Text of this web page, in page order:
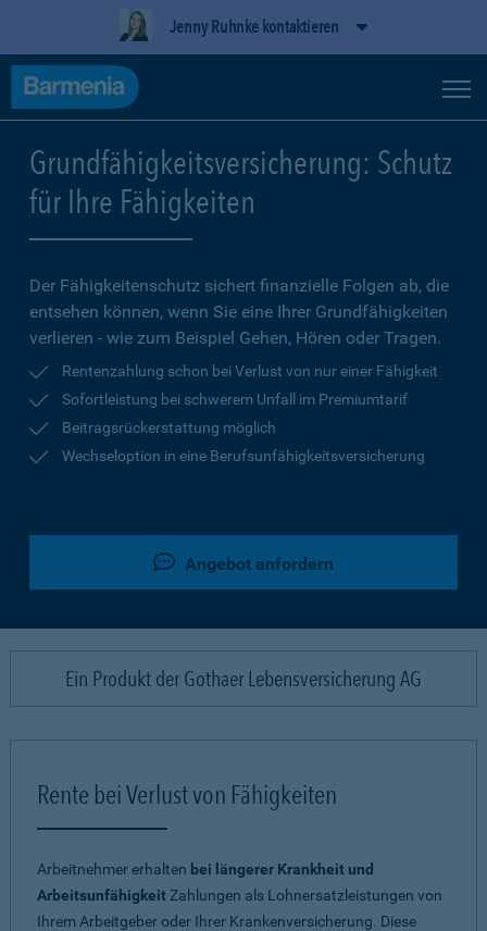
Jenny Ruhnke kontaktieren
Grundfähigkeitsversicherung: Schutz
für Ihre Fähigkeiten
Der Fähigkeitenschutz sichert finanzielle Folgen ab, die
entsehen können, wenn Sie eine Ihrer Grundfähigkeiten
verlieren - wie zum Beispiel Gehen, Hören oder Tragen.
Rentenzahlung schon bei Verlust von nur einer Fähigkeit
Sofortleistung bei schwerem Unfall im Premiumtarif
Beitragsrückerstattung möglich
Wechseloption in eine Berufsunfähigkeitsversicherung
Angebot anfordern
Ein Produkt der Gothaer Lebensversicherung AG
Rente bei Verlust von Fähigkeiten
Arbeitnehmer erhalten bei längerer Krankheit und
ArbeitsunfähigkeitZahlungen als Lohnersatzleistungen von
Ihrem Arbeitgeber oder Ihrer Krankenversicherung. Diese